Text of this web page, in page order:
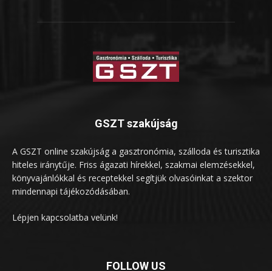
GSZT szakújság
A GSZT online szakújság a gasztronómia, szálloda és turisztika
hiteles iránytűje. Friss ágazati hírekkel, szakmai elemzésekkel,
könyvajánlókkal és receptekkel segítjük olvasóinkat a szektor
mindennapi tájékozódásában.
Lépjen kapcsolatba velünk!
FOLLOW US